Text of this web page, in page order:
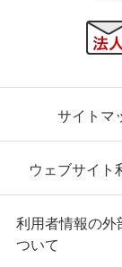
サイトマ
ウェブサイト
利用者情報の外
ついて